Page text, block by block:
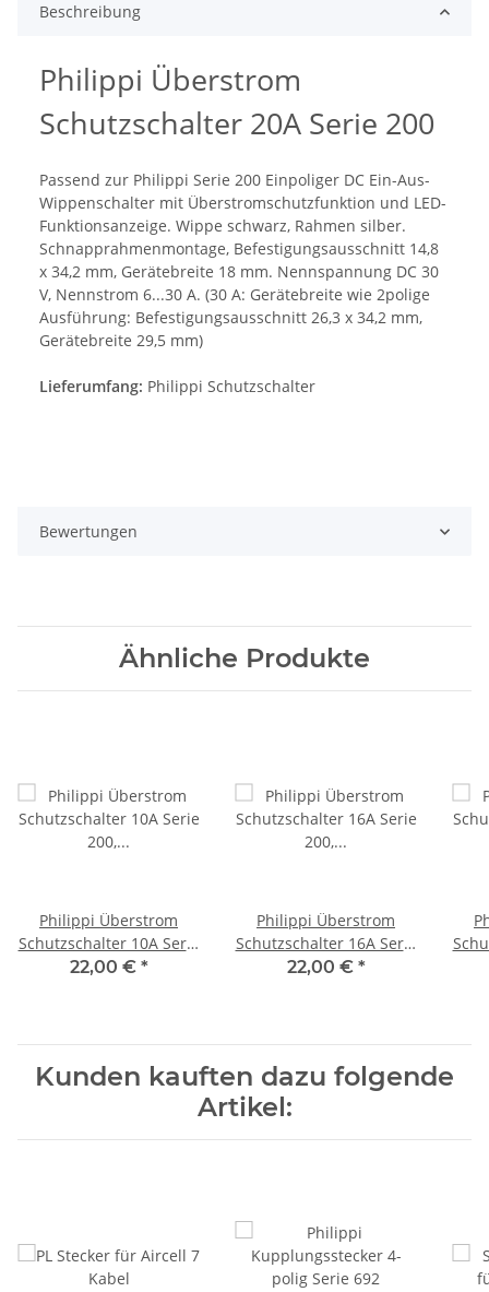
Beschreibung
Philippi Überstrom
Schutzschalter 20A Serie 200
Passend zur Philippi Serie 200 Einpoliger DC Ein-Aus-
Wippenschalter mit Überstromschutzfunktion und LED-
Funktionsanzeige. Wippe schwarz, Rahmen silber.
Schnapprahmenmontage, Befestigungsausschnitt 14,8
x 34,2 mm, Gerätebreite 18 mm. Nennspannung DC 30
V, Nennstrom 6...30 A. (30 A: Gerätebreite wie 2polige
Ausführung: Befestigungsausschnitt 26,3 x 34,2 mm,
Gerätebreite 29,5 mm)
Lieferumfang: Philippi Schutzschalter
Bewertungen
Ähnliche Produkte
Philippi Überstrom
Schutzschalter 10A Serie
200, 131302010
22,00 € *
Philippi Überstrom
Schutzschalter 16A Serie
200, 131302016
22,00 € *
Kunden kauften dazu folgende
Artikel: